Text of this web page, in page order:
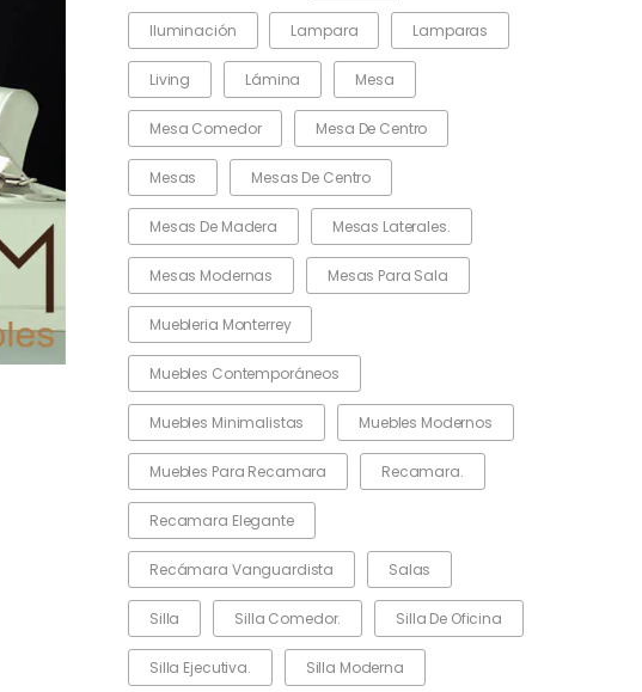
Iluminación Lampara Lamparas
Living Lámina Mesa
Mesa Comedor Mesa De Centro
Mesas Mesas De Centro
Mesas De Madera Mesas Laterales.
Mesas Modernas Mesas Para Sala
Muebleria Monterrey
Muebles Contemporáneos
Muebles Minimalistas Muebles Modernos
Muebles Para Recamara Recamara.
Recamara Elegante
Recámara Vanguardista Salas
Silla Silla Comedor. Silla De Oficina
Silla Ejecutiva. Silla Moderna